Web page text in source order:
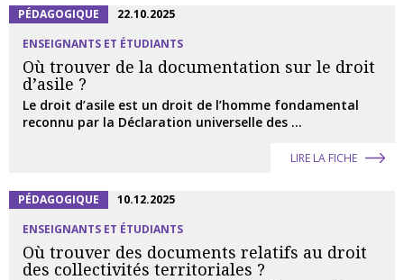
PÉDAGOGIQUE
22.10.2025
ENSEIGNANTS ET ÉTUDIANTS
Où trouver de la documentation sur le droit
d’asile ?
Le droit d’asile est un droit de l’homme fondamental
reconnu par la Déclaration universelle des ...
LIRE LA FICHE
PÉDAGOGIQUE
10.12.2025
ENSEIGNANTS ET ÉTUDIANTS
Où trouver des documents relatifs au droit
des collectivités territoriales ?